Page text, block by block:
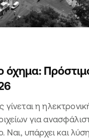
όχημα:
η
για
Ναι, υπάρχει και